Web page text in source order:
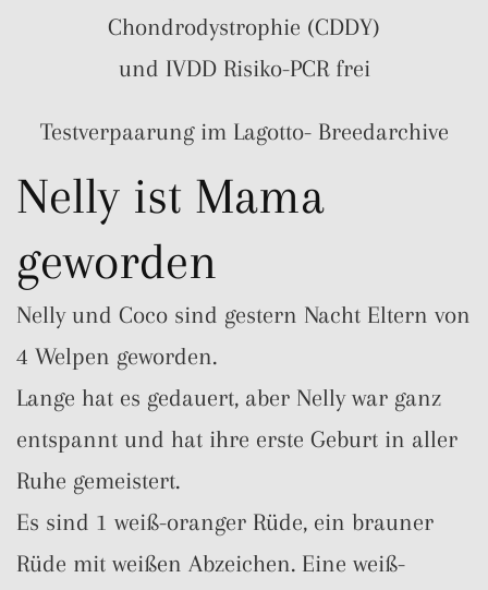
Chondrodystrophie (CDDY)
und IVDD Risiko-PCR frei
Testverpaarung im Lagotto- Breedarchive
Nelly ist Mama
geworden
Nelly und Coco sind gestern Nacht Eltern von
4 Welpen geworden.
Lange hat es gedauert, aber Nelly war ganz
entspannt und hat ihre erste Geburt in aller
Ruhe gemeistert.
Es sind 1 weiß-oranger Rüde, ein brauner
Rüde mit weißen Abzeichen. Eine weiß-